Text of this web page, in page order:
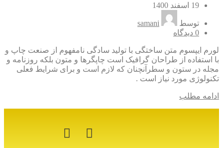
19 اسفند 1400
توسط
samani
0 دیدگاه
لورم ایپسوم متن ساختگی با تولید سادگی نامفهوم از صنعت چاپ و
با استفاده از طراحان گرافیک است چاپگرها و متون بلکه روزنامه و
مجله در ستون و سطرآنچنان که لازم است و برای شرایط فعلی
تکنولوژی مورد نیاز است .
ادامه مطلب